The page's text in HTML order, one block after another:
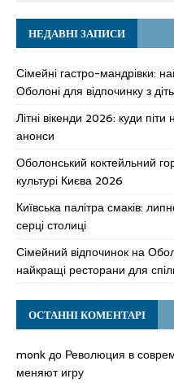
НЕДАВНІ ЗАПИСИ
Сімейні гастро-мандрівки:
Оболоні для відпочинку з
Літні вікенди 2026: куди
анонси
Оболонський коктейльний
культурі Києва 2026
Київська палітра смаків:
серці столиці
Сімейний відпочинок на
найкращі ресторани для
ОСТАННІ КОМЕНТАРІ
monkдо Революция в
меняют игру